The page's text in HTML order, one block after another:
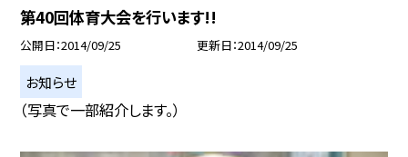
第40回体育大会を行います!!
公開日 2014/09/25 更新日 2014/09/25
お知らせ
（写真で一部紹介します。）